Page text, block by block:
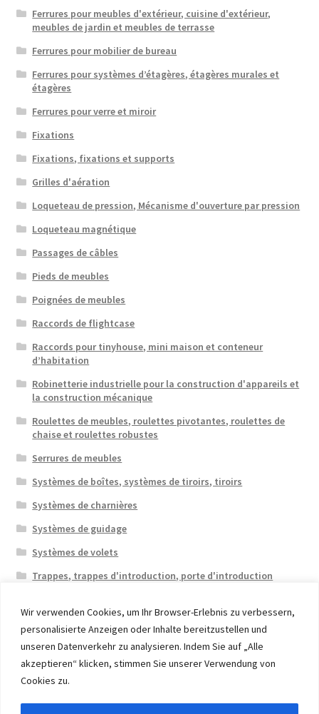
Wir verwenden Cookies, um Ihr Browser-Erlebnis zu verbessern,
personalisierte Anzeigen oder Inhalte bereitzustellen und
unseren Datenverkehr zu analysieren. Indem Sie auf „Alle
akzeptieren“ klicken, stimmen Sie unserer Verwendung von
Cookies zu.
Ferrures pour meubles d'extérieur, cuisine d'extérieur,
meubles de jardin et meubles de terrasse
Ferrures pour mobilier de bureau
Ferrures pour systèmes d’étagères, étagères murales et
étagères
Ferrures pour verre et miroir
Fixations
Fixations, fixations et supports
Grilles d'aération
Loqueteau de pression, Mécanisme d'ouverture par pression
Loqueteau magnétique
Passages de câbles
Pieds de meubles
Poignées de meubles
Raccords de flightcase
Raccords pour tinyhouse, mini maison et conteneur
d’habitation
Robinetterie industrielle pour la construction d'appareils et
la construction mécanique
Roulettes de meubles, roulettes pivotantes, roulettes de
chaise et roulettes robustes
Serrures de meubles
Systèmes de boîtes, systèmes de tiroirs, tiroirs
Systèmes de charnières
Systèmes de guidage
Systèmes de volets
Trappes, trappes d'introduction, porte d'introduction
© 2026 Eruon Trade UG, Germany, member of the ERUON